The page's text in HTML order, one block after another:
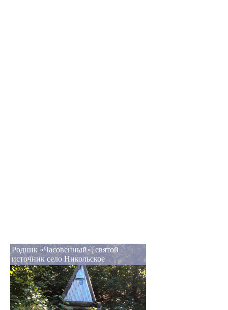
Родник «Часовенный», святой
источник село Никольское